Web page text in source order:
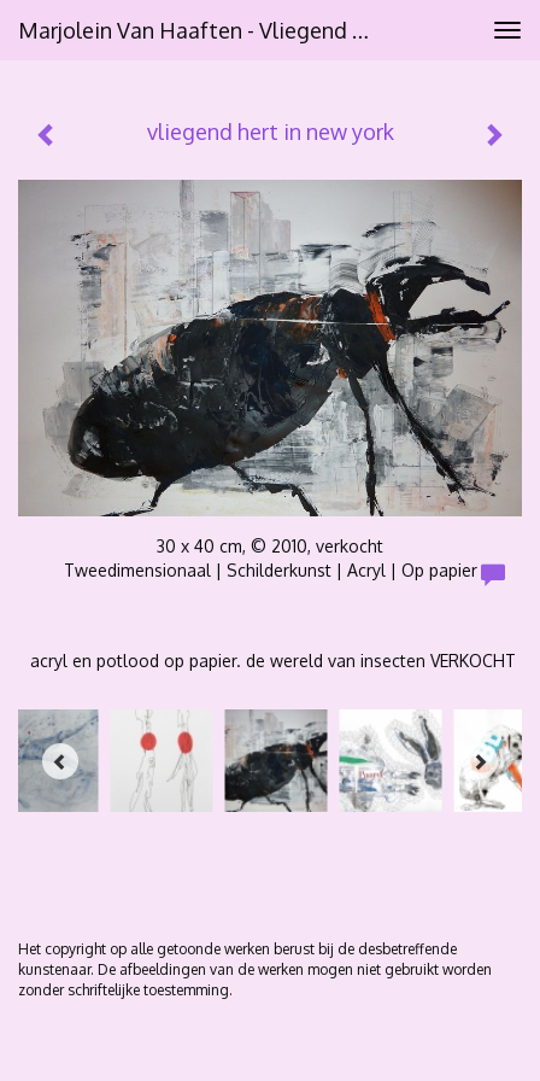
Marjolein Van Haaften - Vliegend Hert In New York
vliegend hert in new york
30 x 40 cm, © 2010, verkocht
Tweedimensionaal | Schilderkunst | Acryl | Op papier
acryl en potlood op papier. de wereld van insecten VERKOCHT
Het copyright op alle getoonde werken berust bij de desbetreffende
kunstenaar. De afbeeldingen van de werken mogen niet gebruikt worden
zonder schriftelijke toestemming.